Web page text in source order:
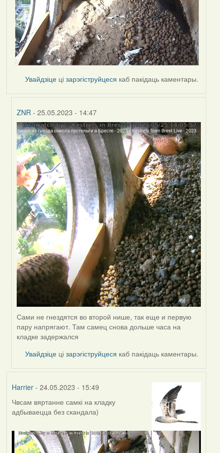
Увайдзіце цізарэгіструйцеся каб пакідаць каментары.
ZNR - 25.05.2023 - 14:47
In
reply
to
by
Harrier
Сами не гнездятся во второй нише, так еще и первую
пару напрягают. Там самец снова дольше часа на
кладке задержался
Увайдзіце цізарэгіструйцеся каб пакідаць каментары.
Harrier- 24.05.2023 - 15:49
Чвсам вяртанне самкі на кладку
адбываецца без скандала)